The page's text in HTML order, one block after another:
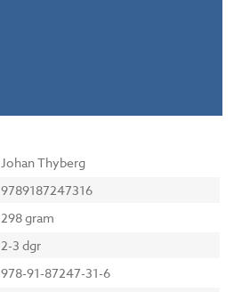
Johan Thyberg
9789187247316
298 gram
2-3 dgr
978-91-87247-31-6